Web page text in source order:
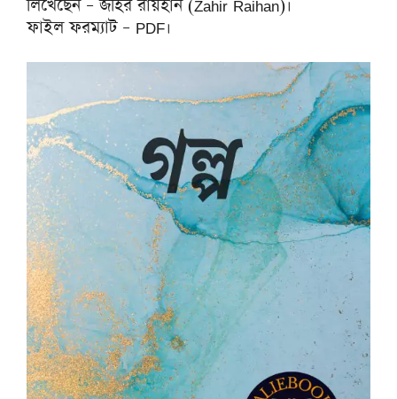
লিখেছেন – জহির রায়হান (Zahir Raihan)।
ফাইল ফরম্যাট – PDF।